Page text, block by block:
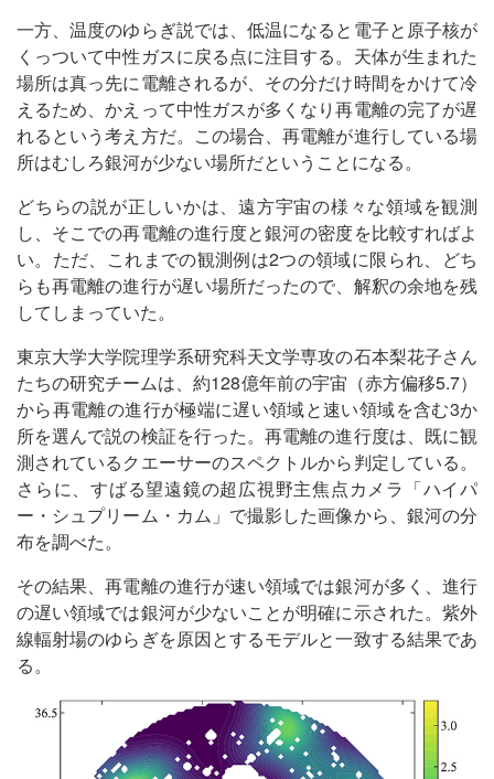
一方、温度のゆらぎ説では、低温になると電子と原子核が
くっついて中性ガスに戻る点に注目する。天体が生まれた
場所は真っ先に電離されるが、その分だけ時間をかけて冷
えるため、かえって中性ガスが多くなり再電離の完了が遅
れるという考え方だ。この場合、再電離が進行している場
所はむしろ銀河が少ない場所だということになる。
どちらの説が正しいかは、遠方宇宙の様々な領域を観測
し、そこでの再電離の進行度と銀河の密度を比較すればよ
い。ただ、これまでの観測例は2つの領域に限られ、どち
らも再電離の進行が遅い場所だったので、解釈の余地を残
してしまっていた。
東京大学大学院理学系研究科天文学専攻の石本梨花子さん
たちの研究チームは、約128億年前の宇宙（赤方偏移5.7）
から再電離の進行が極端に遅い領域と速い領域を含む3か
所を選んで説の検証を行った。再電離の進行度は、既に観
測されているクエーサーのスペクトルから判定している。
さらに、すばる望遠鏡の超広視野主焦点カメラ「ハイパ
ー・シュプリーム・カム」で撮影した画像から、銀河の分
布を調べた。
その結果、再電離の進行が速い領域では銀河が多く、進行
の遅い領域では銀河が少ないことが明確に示された。紫外
線輻射場のゆらぎを原因とするモデルと一致する結果であ
る。